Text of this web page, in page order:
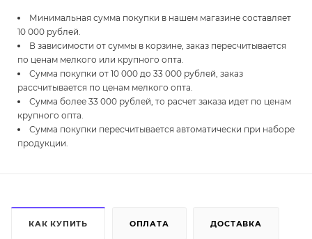
Минимальная сумма покупки в нашем магазине составляет
10 000 рублей.
В зависимости от суммы в корзине, заказ пересчитывается
по ценам мелкого или крупного опта.
Сумма покупки от 10 000 до 33 000 рублей, заказ
рассчитывается по ценам мелкого опта.
Сумма более 33 000 рублей, то расчет заказа идет по ценам
крупного опта.
Сумма покупки пересчитывается автоматически при наборе
продукции.
КАК КУПИТЬ ОПЛАТА ДОСТАВКА